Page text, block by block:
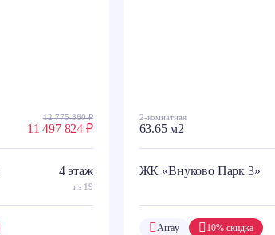
12 775 360 ₽
11 497 824 ₽
4 этаж
из 19
2-комнатная
63.65 м2
ЖК «Внуково Парк 3»
10% скидка
Array